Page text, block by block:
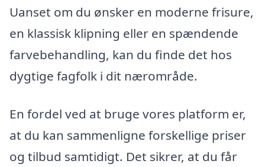
Uanset om du ønsker en moderne frisure,
en klassisk klipning eller en spændende
farvebehandling, kan du finde det hos
dygtige fagfolk i dit nærområde.
En fordel ved at bruge vores platform er,
at du kan sammenligne forskellige priser
og tilbud samtidigt. Det sikrer, at du får